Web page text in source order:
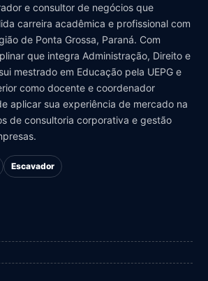
e consultor de negócios que
carreira acadêmica e profissional com
de Ponta Grossa, Paraná. Com
que integra Administração, Direito e
mestrado em Educação pela UEPG e
como docente e coordenador
aplicar sua experiência de mercado na
de consultoria corporativa e gestão
Escavador